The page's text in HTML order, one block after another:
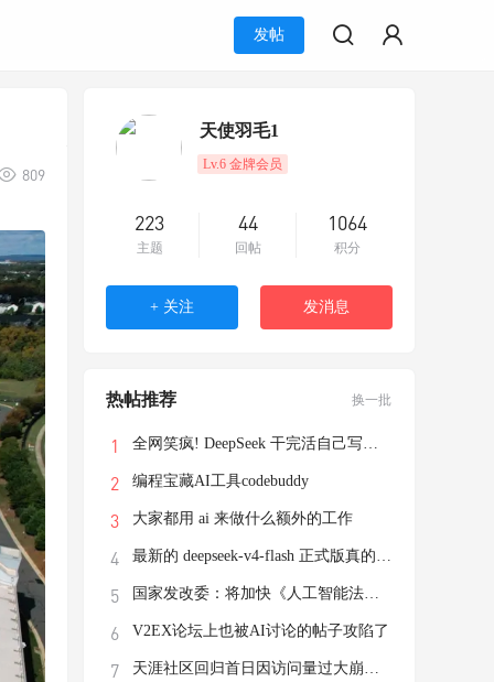
发帖
809
天使羽毛1
Lv.6 金牌会员
223
主题
44
回帖
1064
积分
+ 关注 发消息
热帖推荐 换一批
全网笑疯! DeepSeek 干完活自己写了个游戏
编程宝藏AI工具codebuddy
大家都用 ai 来做什么额外的工作
最新的 deepseek-v4-flash 正式版真的有这
国家发改委：将加快《人工智能法》立法进程
V2EX论坛上也被AI讨论的帖子攻陷了
天涯社区回归首日因访问量过大崩溃，前执行